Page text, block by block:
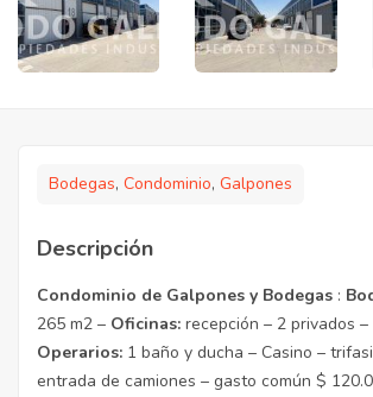
Bodegas, Condominio, Galpones
Descripción
Condominio de Galpones y Bodegas :
265 m2 – Oficinas: recepción – 2 privados
Operarios: 1 baño y ducha – Casino –
entrada de camiones – gasto común $